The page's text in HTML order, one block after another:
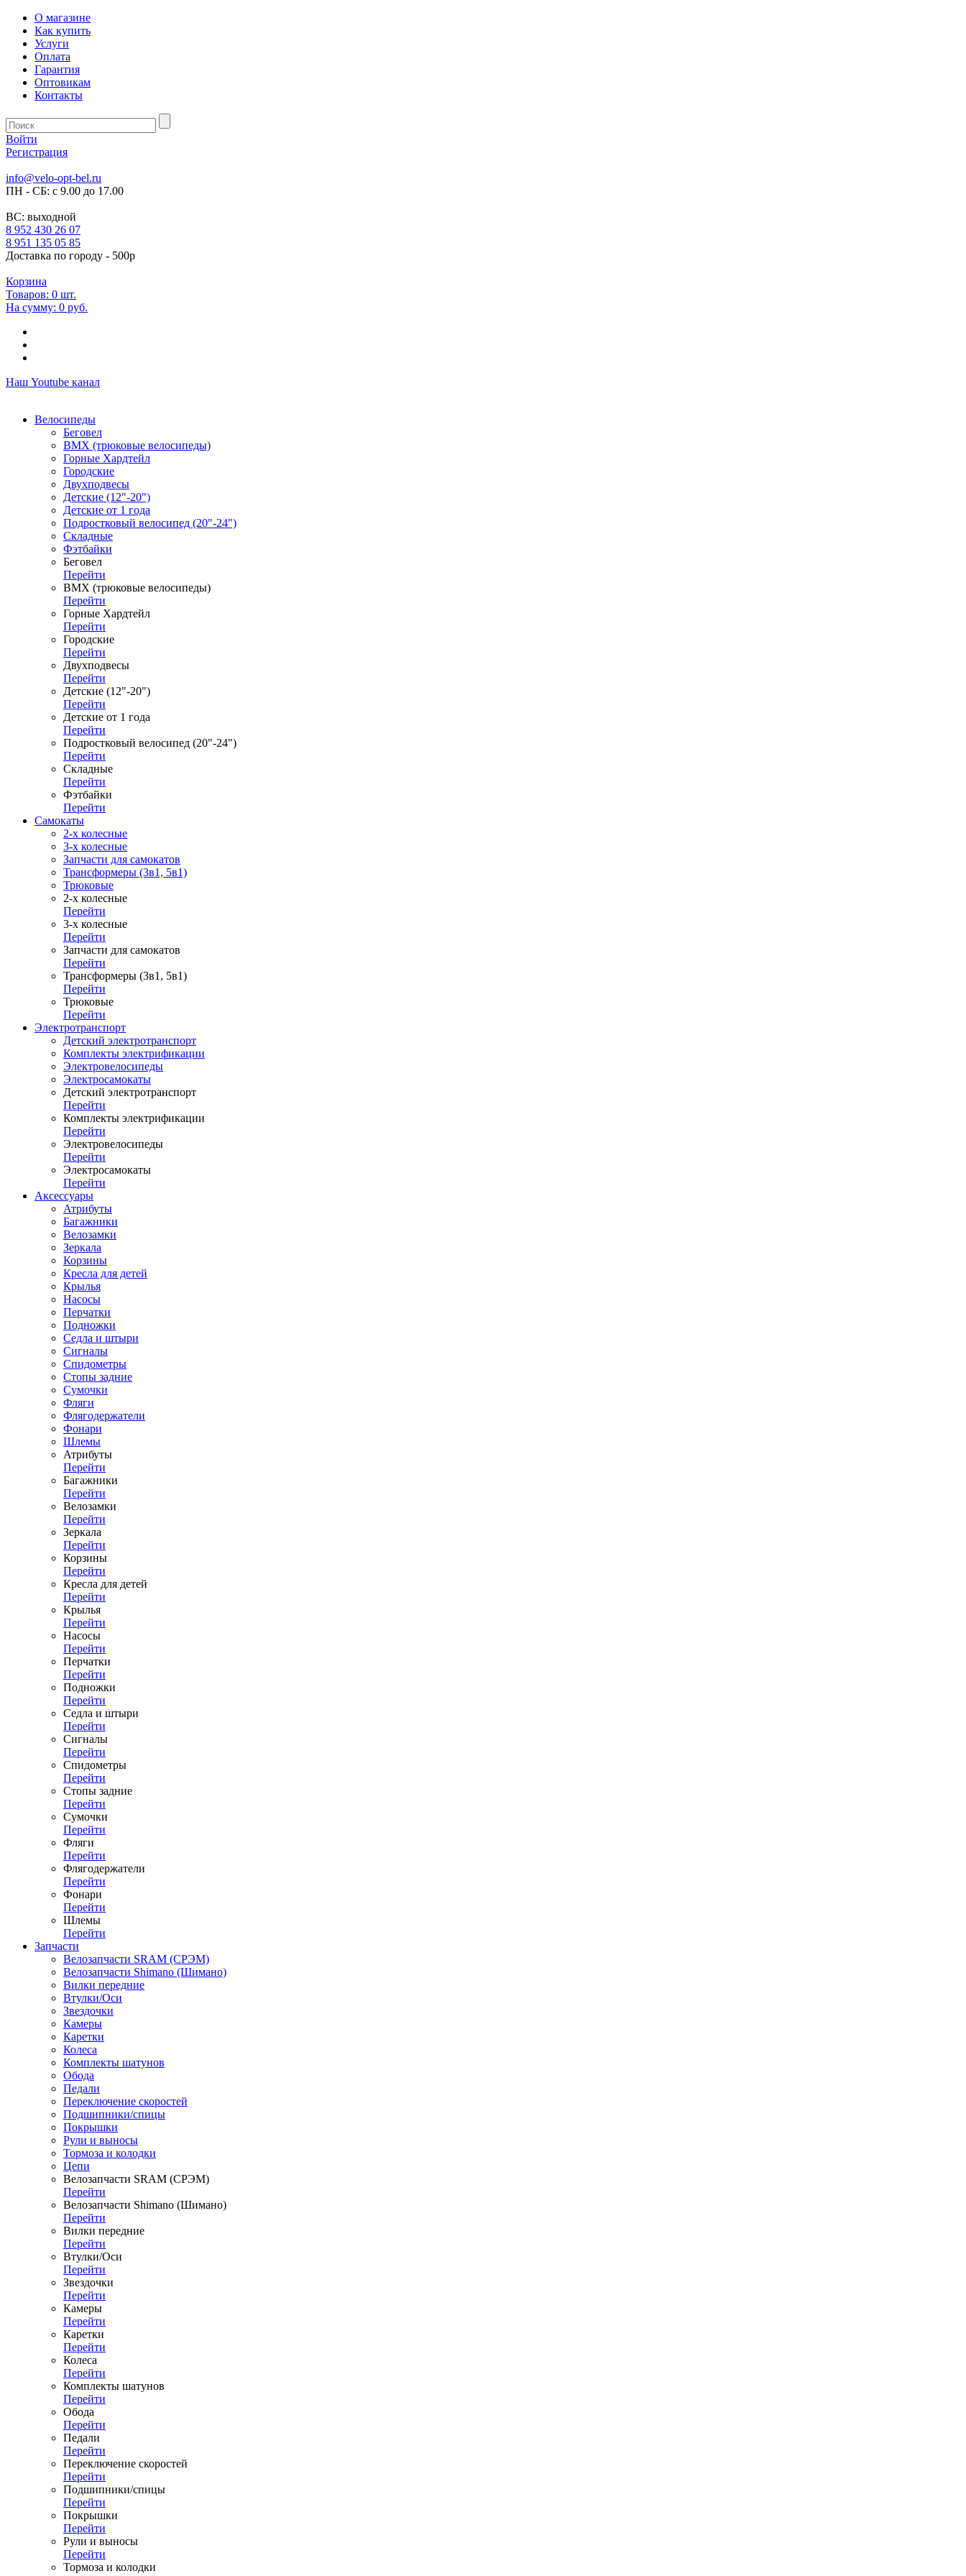
О магазине
Как купить
Услуги
Оплата
Гарантия
Оптовикам
Контакты
Войти
Регистрация
info@velo-opt-bel.ru
ПН - СБ: с 9.00 до 17.00
ВС: выходной
8 952 430 26 07
8 951 135 05 85
Доставка по городу - 500р
Корзина
Товаров: 0 шт.
На сумму: 0 руб.
Наш Youtube канал
Велосипеды
Беговел
ВМХ (трюковые велосипеды)
Горные Хардтейл
Городские
Двухподвесы
Детские (12"-20")
Детские от 1 года
Подростковый велосипед (20"-24")
Складные
Фэтбайки
Беговел
Перейти
ВМХ (трюковые велосипеды)
Перейти
Горные Хардтейл
Перейти
Городские
Перейти
Двухподвесы
Перейти
Детские (12"-20")
Перейти
Детские от 1 года
Перейти
Подростковый велосипед (20"-24")
Перейти
Складные
Перейти
Фэтбайки
Перейти
Самокаты
2-х колесные
3-х колесные
Запчасти для самокатов
Трансформеры (3в1, 5в1)
Трюковые
2-х колесные
Перейти
3-х колесные
Перейти
Запчасти для самокатов
Перейти
Трансформеры (3в1, 5в1)
Перейти
Трюковые
Перейти
Электротранспорт
Детский электротранспорт
Комплекты электрификации
Электровелосипеды
Электросамокаты
Детский электротранспорт
Перейти
Комплекты электрификации
Перейти
Электровелосипеды
Перейти
Электросамокаты
Перейти
Аксессуары
Атрибуты
Багажники
Велозамки
Зеркала
Корзины
Кресла для детей
Крылья
Насосы
Перчатки
Подножки
Седла и штыри
Сигналы
Спидометры
Стопы задние
Сумочки
Фляги
Флягодержатели
Фонари
Шлемы
Атрибуты
Перейти
Багажники
Перейти
Велозамки
Перейти
Зеркала
Перейти
Корзины
Перейти
Кресла для детей
Перейти
Крылья
Перейти
Насосы
Перейти
Перчатки
Перейти
Подножки
Перейти
Седла и штыри
Перейти
Сигналы
Перейти
Спидометры
Перейти
Стопы задние
Перейти
Сумочки
Перейти
Фляги
Перейти
Флягодержатели
Перейти
Фонари
Перейти
Шлемы
Перейти
Запчасти
Велозапчасти SRAM (СРЭМ)
Велозапчасти Shimano (Шимано)
Вилки передние
Втулки/Оси
Звездочки
Камеры
Каретки
Колеса
Комплекты шатунов
Обода
Педали
Переключение скоростей
Подшипники/спицы
Покрышки
Рули и выносы
Тормоза и колодки
Цепи
Велозапчасти SRAM (СРЭМ)
Перейти
Велозапчасти Shimano (Шимано)
Перейти
Вилки передние
Перейти
Втулки/Оси
Перейти
Звездочки
Перейти
Камеры
Перейти
Каретки
Перейти
Колеса
Перейти
Комплекты шатунов
Перейти
Обода
Перейти
Педали
Перейти
Переключение скоростей
Перейти
Подшипники/спицы
Перейти
Покрышки
Перейти
Рули и выносы
Перейти
Тормоза и колодки